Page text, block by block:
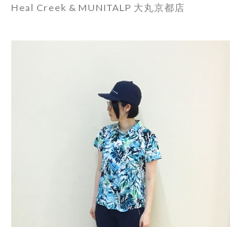
Heal Creek & MUNITALP 大丸京都店